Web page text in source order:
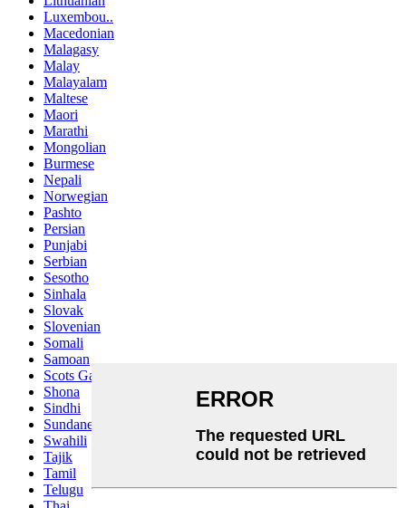
Luxembou..
Macedonian
Malagasy
Malay
Malayalam
Maltese
Maori
Marathi
Mongolian
Burmese
Nepali
Norwegian
Pashto
Persian
Punjabi
Serbian
Sesotho
Sinhala
Slovak
Slovenian
Somali
Samoan
Scots Gaelic
Shona
Sindhi
Sundanese
Swahili
Tajik
Tamil
Telugu